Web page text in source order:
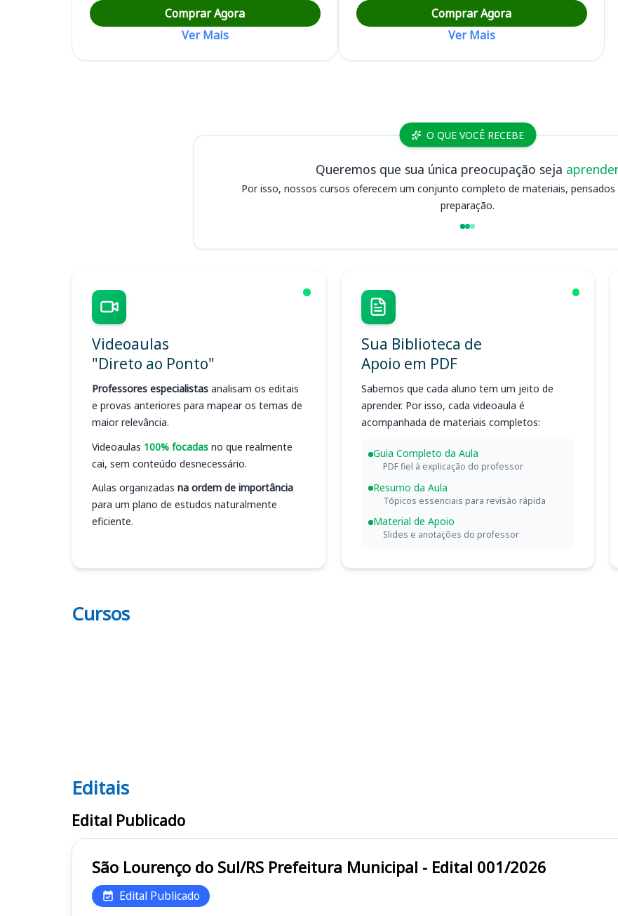
Comprar Agora
Ver Mais
Comprar Agora
Ver Mais
O QUE VOCÊ RECEBE
Queremos que sua única preocupação seja
Por isso, nossos cursos oferecem um conjunto completo de materiais, pensados
preparação.
Videoaulas
"Direto ao Ponto"
Professores especialistas analisam os editais
e provas anteriores para mapear os temas de
maior relevância.
Videoaulas 100% focadas no que realmente
cai, sem conteúdo desnecessário.
Aulas organizadas na ordem de importância
para um plano de estudos naturalmente
eficiente.
Sua Biblioteca de
Apoio em PDF
Sabemos que cada aluno tem um jeito de
aprender. Por isso, cada videoaula é
acompanhada de materiais completos:
Guia Completo da Aula
PDF fiel à explicação do professor
Resumo da Aula
Tópicos essenciais para revisão rápida
Material de Apoio
Slides e anotações do professor
Cursos
Editais
Editais
Edital Publicado
São Lourenço do Sul/RS Prefeitura Municipal - Edital 001/2026
Edital Publicado